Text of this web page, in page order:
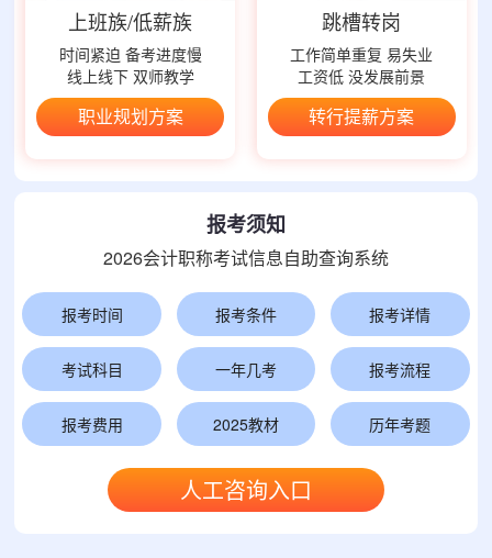
上班族/低薪族
时间紧迫 备考进度慢
线上线下 双师教学
职业规划方案
跳槽转岗
工作简单重复 易失业
工资低 没发展前景
转行提薪方案
报考须知
2026会计职称考试信息自助查询系统
报考时间 报考条件 报考详情
考试科目 一年几考 报考流程
报考费用 2025教材 历年考题
人工咨询入口